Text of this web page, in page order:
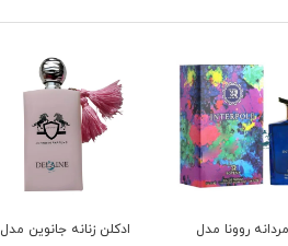
روونا مدل
ادكلن زنانه جانوين مدل